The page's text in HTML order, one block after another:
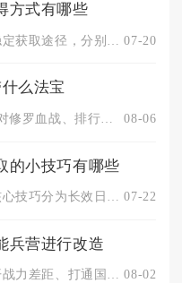
方式有哪些
07-20
么法宝
08-06
的小技巧有哪些
07-22
兵营进行改造
对技能兵营进行改造是中后期拉开战力差距、打通国战与高阶副本核... 08-02